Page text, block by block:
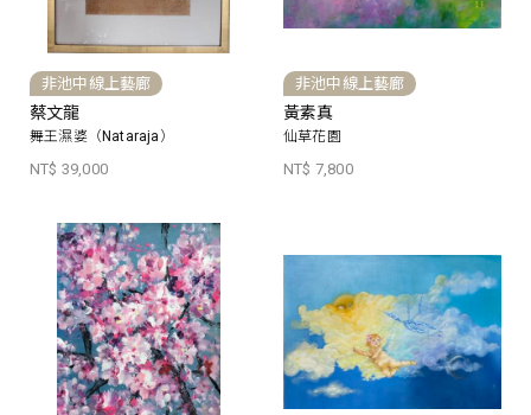
非池中線上藝廊
蔡文龍
舞王濕婆（Nataraja）
NT$ 39,000
非池中線上藝廊
黃素真
仙草花園
NT$ 7,800